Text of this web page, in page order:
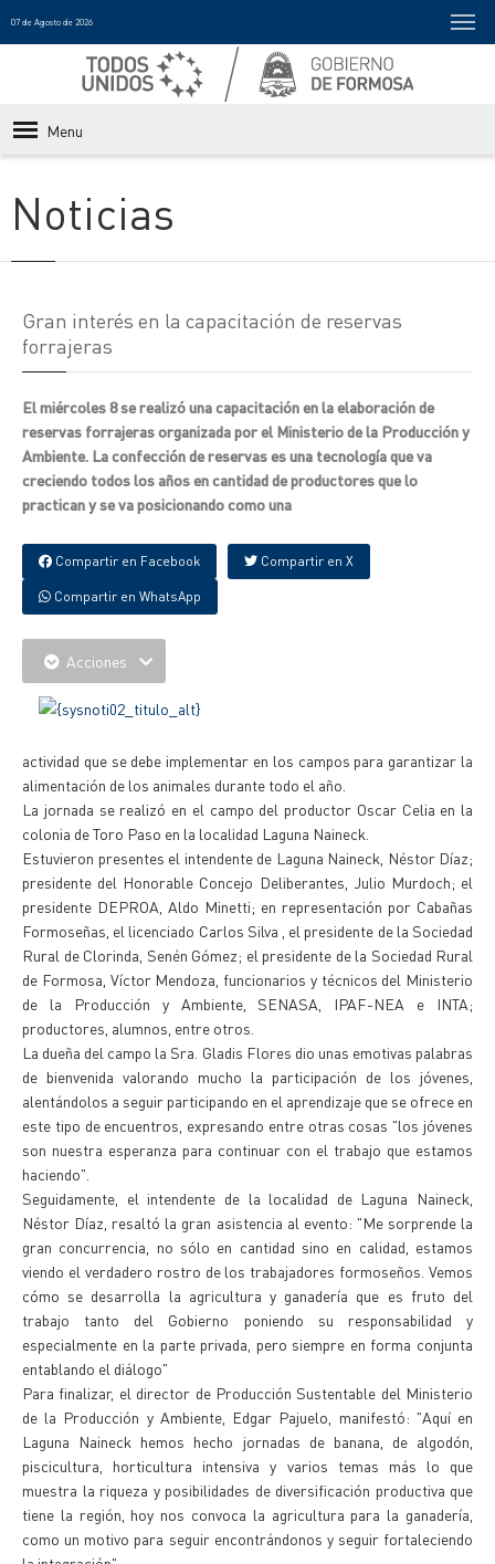
07 de Agosto de 2026
Menu
Noticias
Gran interés en la capacitación de reservas
forrajeras
El miércoles 8 se realizó una capacitación en la elaboración de
reservas forrajeras organizada por el Ministerio de la Producción y
Ambiente. La confección de reservas es una tecnología que va
creciendo todos los años en cantidad de productores que lo
practican y se va posicionando como una
Compartir en Facebook Compartir en X
Compartir en WhatsApp
Acciones
actividad que se debe implementar en los campos para garantizar la
alimentación de los animales durante todo el año.
La jornada se realizó en el campo del productor Oscar Celia en la
colonia de Toro Paso en la localidad Laguna Naineck.
Estuvieron presentes el intendente de Laguna Naineck, Néstor Díaz;
presidente del Honorable Concejo Deliberantes, Julio Murdoch; el
presidente DEPROA, Aldo Minetti; en representación por Cabañas
Formoseñas, el licenciado Carlos Silva , el presidente de la Sociedad
Rural de Clorinda, Senén Gómez; el presidente de la Sociedad Rural
de Formosa, Víctor Mendoza, funcionarios y técnicos del Ministerio
de la Producción y Ambiente, SENASA, IPAF-NEA e INTA;
productores, alumnos, entre otros.
La dueña del campo la Sra. Gladis Flores dio unas emotivas palabras
de bienvenida valorando mucho la participación de los jóvenes,
alentándolos a seguir participando en el aprendizaje que se ofrece en
este tipo de encuentros, expresando entre otras cosas "los jóvenes
son nuestra esperanza para continuar con el trabajo que estamos
haciendo".
Seguidamente, el intendente de la localidad de Laguna Naineck,
Néstor Díaz, resaltó la gran asistencia al evento: "Me sorprende la
gran concurrencia, no sólo en cantidad sino en calidad, estamos
viendo el verdadero rostro de los trabajadores formoseños. Vemos
cómo se desarrolla la agricultura y ganadería que es fruto del
trabajo tanto del Gobierno poniendo su responsabilidad y
especialmente en la parte privada, pero siempre en forma conjunta
entablando el diálogo"
Para finalizar, el director de Producción Sustentable del Ministerio
de la Producción y Ambiente, Edgar Pajuelo, manifestó: "Aquí en
Laguna Naineck hemos hecho jornadas de banana, de algodón,
piscicultura, horticultura intensiva y varios temas más lo que
muestra la riqueza y posibilidades de diversificación productiva que
tiene la región, hoy nos convoca la agricultura para la ganadería,
como un motivo para seguir encontrándonos y seguir fortaleciendo